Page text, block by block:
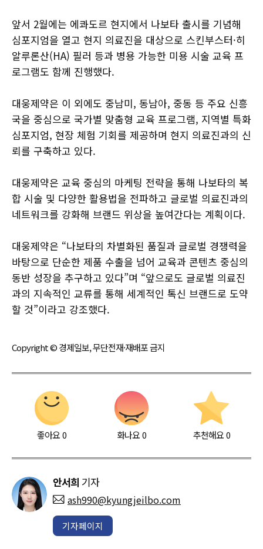
앞서 2월에는 에콰도르 현지에서 나보타 출시를 기념해
심포지엄을 열고 현지 의료진을 대상으로 스킨부스터·히
알루론산(HA) 필러 등과 병용 가능한 미용 시술 교육 프
로그램도 함께 진행했다.
대웅제약은 이 외에도 중남미, 동남아, 중동 등 주요 신흥
국을 중심으로 국가별 맞춤형 교육 프로그램, 지역별 특화
심포지엄, 현장 체험 기회를 제공하며 현지 의료진과의 신
뢰를 구축하고 있다.
대웅제약은 교육 중심의 마케팅 전략을 통해 나보타의 복
합 시술 및 다양한 활용법을 전파하고 글로벌 의료진과의
네트워크를 강화해 브랜드 위상을 높여간다는 계획이다.
대웅제약은 “나보타의 차별화된 품질과 글로벌 경쟁력을
바탕으로 단순한 제품 수출을 넘어 교육과 콘텐츠 중심의
동반 성장을 추구하고 있다”며 “앞으로도 글로벌 의료진
과의 지속적인 교류를 통해 세계적인 톡신 브랜드로 도약
할 것”이라고 강조했다.
Copyright © 경제일보, 무단전재·재배포 금지
좋아요0 화나요0 추천해요 0
안서희 기자
ash990@kyungjeilbo.com
기자페이지